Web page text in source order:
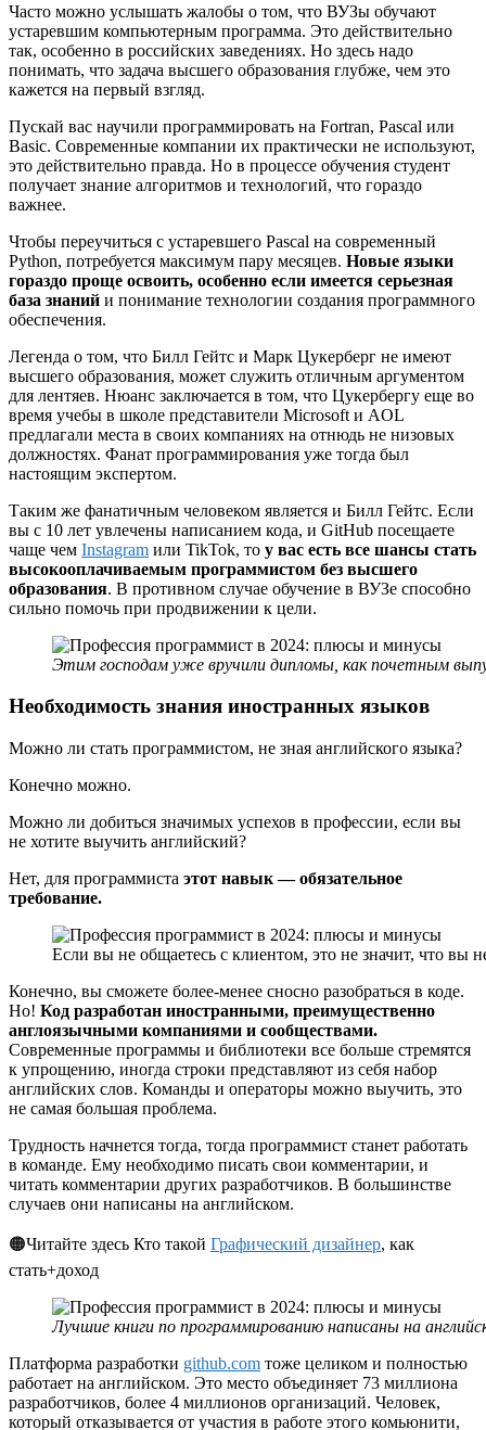
Часто можно услышать жалобы о том, что ВУЗы обучают
устаревшим компьютерным программа. Это действительно
так, особенно в российских заведениях. Но здесь надо
понимать, что задача высшего образования глубже, чем это
кажется на первый взгляд.
Пускай вас научили программировать на Fortran, Pascal или
Basic. Современные компании их практически не используют,
это действительно правда. Но в процессе обучения студент
получает знание алгоритмов и технологий, что гораздо
важнее.
Чтобы переучиться с устаревшего Pascal на современный
Python, потребуется максимум пару месяцев. Новые языки
гораздо проще освоить, особенно если имеется серьезная
база знаний и понимание технологии создания программного
обеспечения.
Легенда о том, что Билл Гейтс и Марк Цукерберг не имеют
высшего образования, может служить отличным аргументом
для лентяев. Нюанс заключается в том, что Цукербергу еще во
время учебы в школе представители Microsoft и AOL
предлагали места в своих компаниях на отнюдь не низовых
должностях. Фанат программирования уже тогда был
настоящим экспертом.
Таким же фанатичным человеком является и Билл Гейтс. Если
вы с 10 лет увлечены написанием кода, и GitHub посещаете
чаще чем Instagram или TikTok, то у вас есть все шансы стать
высокооплачиваемым программистом без высшего
образования. В противном случае обучение в ВУЗе способно
сильно помочь при продвижении к цели.
Этим господам уже вручили дипломы, как почетным
Необходимость знания иностранных языков
Можно ли стать программистом, не зная английского языка?
Конечно можно.
Можно ли добиться значимых успехов в профессии, если вы
не хотите выучить английский?
Нет, для программиста этот навык — обязательное
требование.
Если вы не общаетесь с клиентом, это не значит, что вы
Конечно, вы сможете более-менее сносно разобраться в коде.
Но! Код разработан иностранными, преимущественно
англоязычными компаниями и сообществами.
Современные программы и библиотеки все больше стремятся
к упрощению, иногда строки представляют из себя набор
английских слов. Команды и операторы можно выучить, это
не самая большая проблема.
Трудность начнется тогда, тогда программист станет работать
в команде. Ему необходимо писать свои комментарии, и
читать комментарии других разработчиков. В большинстве
случаев они написаны на английском.
🟠Читайте здесь Кто такой Графический дизайнер, как
стать+доход
Лучшие книги по программированию написаны на
Платформа разработки github.com тоже целиком и полностью
работает на английском. Это место объединяет 73 миллиона
разработчиков, более 4 миллионов организаций. Человек,
который отказывается от участия в работе этого комьюнити,